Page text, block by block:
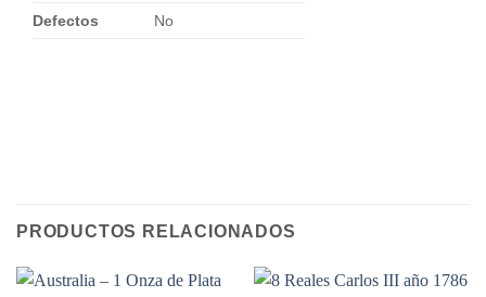
Defectos No
PRODUCTOS RELACIONADOS